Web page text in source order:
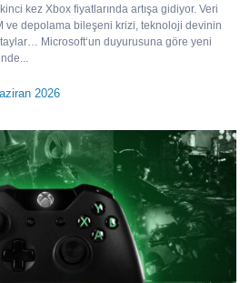
kez Xbox fiyatlarında artışa gidiyor. Veri
ve depolama bileşeni krizi, teknoloji devinin
Microsoft‘un duyurusuna göre yeni
2026